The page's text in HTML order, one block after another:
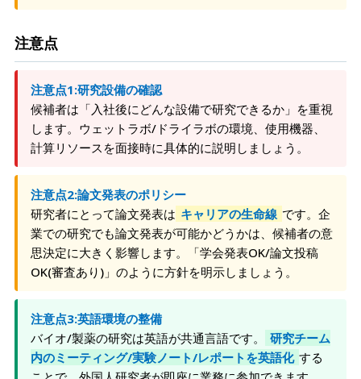
注意点
注意点1:研究設備の確認
候補者は「入社後にどんな設備で研究できるか」を重視
します。ウェットラボ/ドライラボの環境、使用機器、
計算リソースを面接時に具体的に説明しましょう。
注意点2:論文発表のポリシー
研究者にとって論文発表は キャリアの生命線 です。企
業での研究でも論文発表が可能かどうかは、候補者の意
思決定に大きく影響します。「学会発表OK/論文投稿
OK(審査あり)」のように方針を明示しましょう。
注意点3:英語環境の整備
バイオ/製薬の研究は英語が共通言語です。
研究チーム
内のミーティング/実験ノート/レポートを英語化 する